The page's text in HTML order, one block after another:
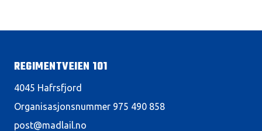
REGIMENTVEIEN 101
4045 Hafrsfjord
Organisasjonsnummer 975 490 858
post@madlail.no